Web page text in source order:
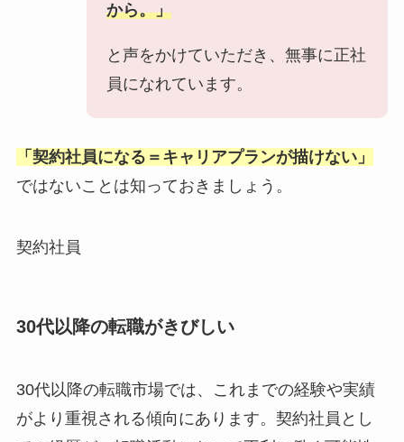
から。」
と声をかけていただき、無事に正社
員になれています。
「契約社員になる＝キャリアプランが描けない」
ではないことは知っておきましょう。
契約社員
30代以降の転職がきびしい
30代以降の転職市場では、これまでの経験や実績
がより重視される傾向にあります。契約社員とし